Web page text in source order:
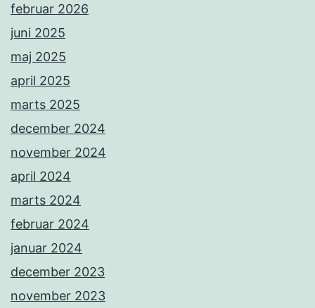
februar 2026
juni 2025
maj 2025
april 2025
marts 2025
december 2024
november 2024
april 2024
marts 2024
februar 2024
januar 2024
december 2023
november 2023